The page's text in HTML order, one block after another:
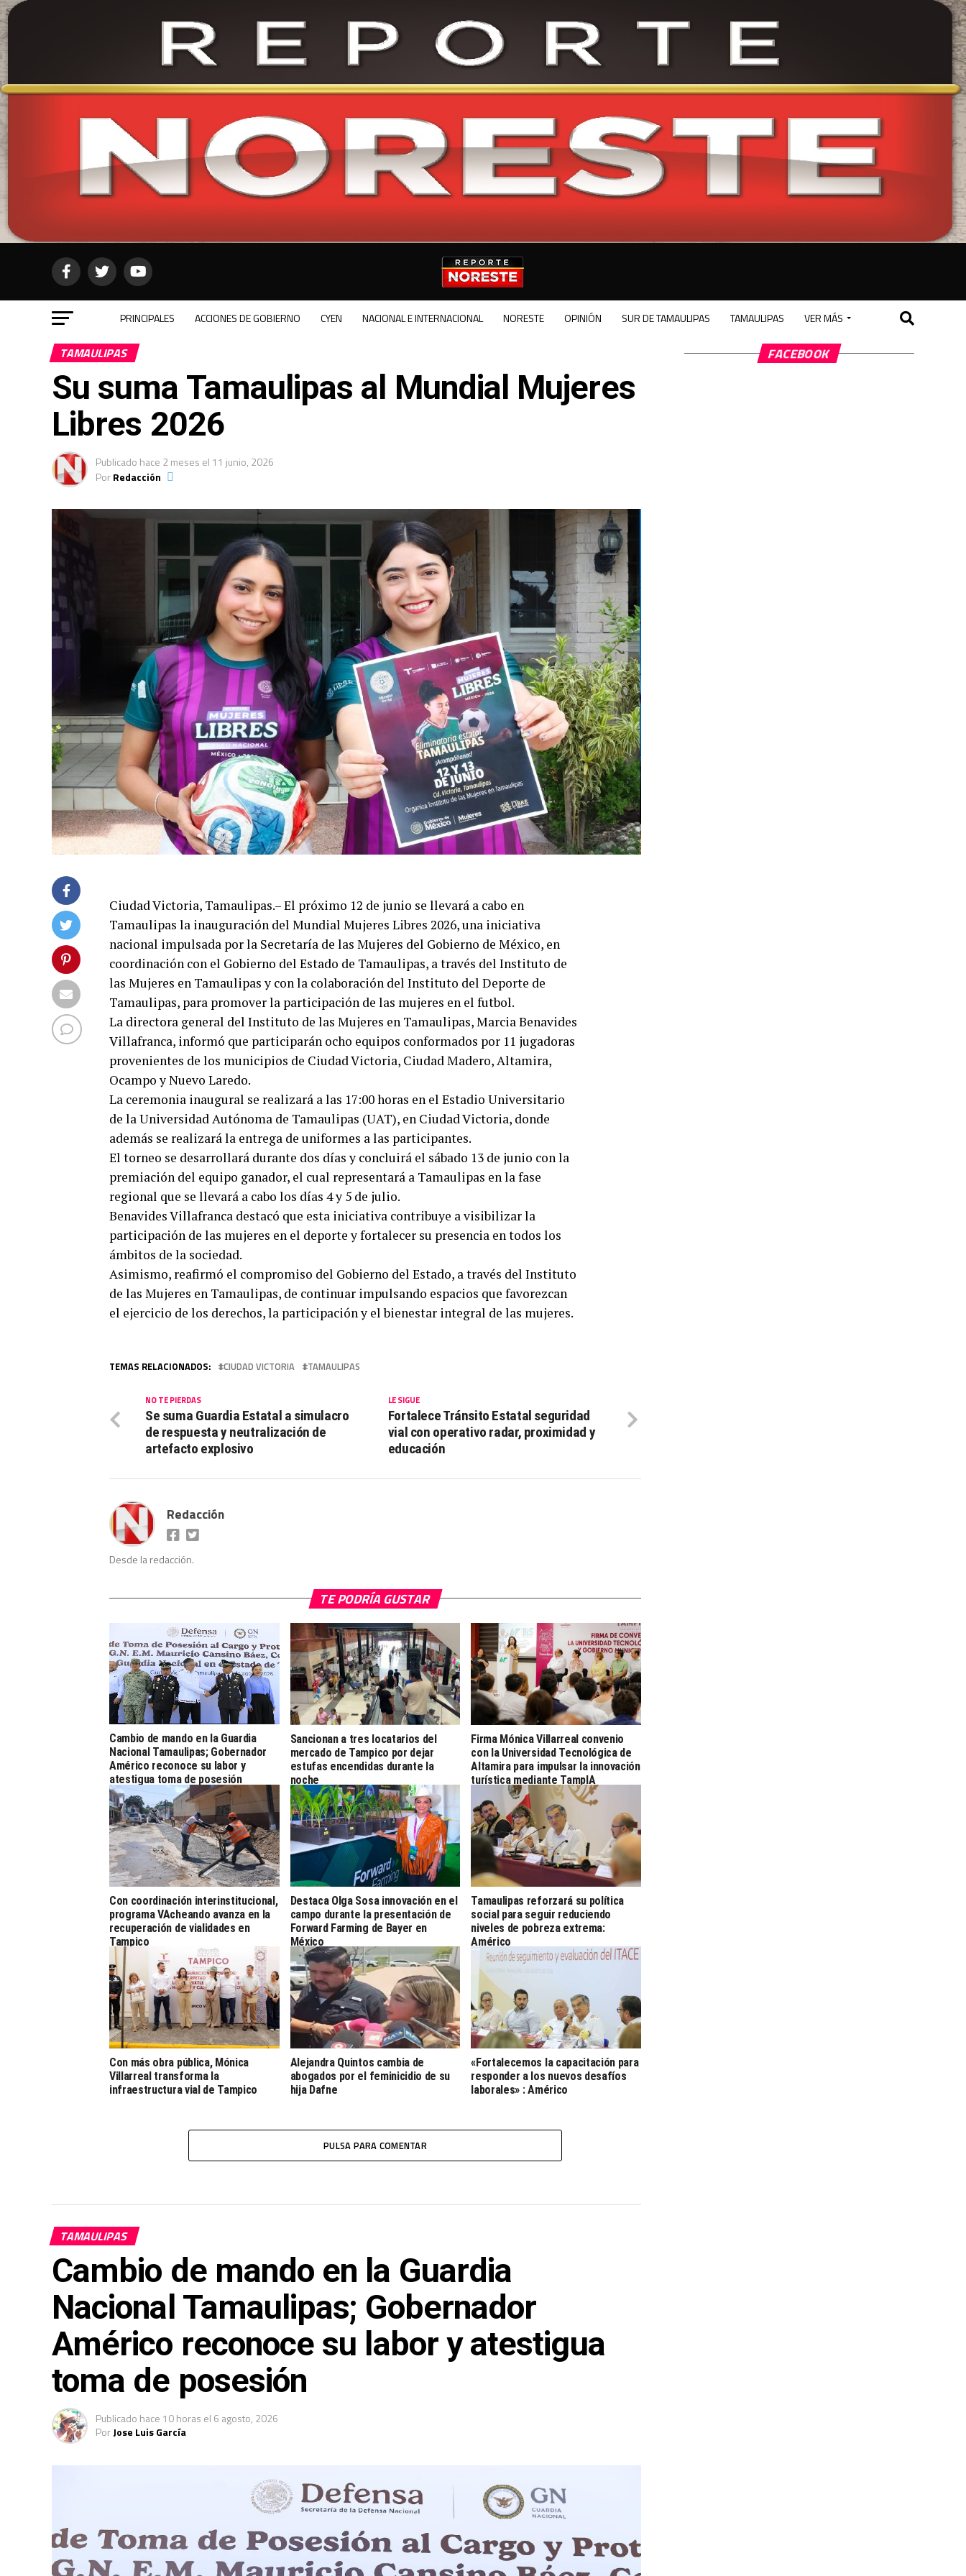
PRINCIPALES ACCIONES DE GOBIERNO CYEN NACIONAL E INTERNACIONAL NORESTE OPINIÓN SUR DE TAMAULIPAS TAMAULIPAS VER MÁS
TAMAULIPAS
Su suma Tamaulipas al Mundial Mujeres
Libres 2026
Publicado hace 2 meses el 11 junio, 2026
PorRedacción
Ciudad Victoria, Tamaulipas.– El próximo 12 de junio se llevará a cabo en
Tamaulipas la inauguración del Mundial Mujeres Libres 2026, una iniciativa
nacional impulsada por la Secretaría de las Mujeres del Gobierno de México, en
coordinación con el Gobierno del Estado de Tamaulipas, a través del Instituto de
las Mujeres en Tamaulipas y con la colaboración del Instituto del Deporte de
Tamaulipas, para promover la participación de las mujeres en el futbol.
La directora general del Instituto de las Mujeres en Tamaulipas, Marcia Benavides
Villafranca, informó que participarán ocho equipos conformados por 11 jugadoras
provenientes de los municipios de Ciudad Victoria, Ciudad Madero, Altamira,
Ocampo y Nuevo Laredo.
La ceremonia inaugural se realizará a las 17:00 horas en el Estadio Universitario
de la Universidad Autónoma de Tamaulipas (UAT), en Ciudad Victoria, donde
además se realizará la entrega de uniformes a las participantes.
El torneo se desarrollará durante dos días y concluirá el sábado 13 de junio con la
premiación del equipo ganador, el cual representará a Tamaulipas en la fase
regional que se llevará a cabo los días 4 y 5 de julio.
Benavides Villafranca destacó que esta iniciativa contribuye a visibilizar la
participación de las mujeres en el deporte y fortalecer su presencia en todos los
ámbitos de la sociedad.
Asimismo, reafirmó el compromiso del Gobierno del Estado, a través del Instituto
de las Mujeres en Tamaulipas, de continuar impulsando espacios que favorezcan
el ejercicio de los derechos, la participación y el bienestar integral de las mujeres.
TEMAS RELACIONADOS: CIUDAD VICTORIA TAMAULIPAS
LE SIGUE
Fortalece Tránsito Estatal seguridad
vial con operativo radar, proximidad y
educación
NO TE PIERDAS
Se suma Guardia Estatal a simulacro
de respuesta y neutralización de
artefacto explosivo
Redacción
Desde la redacción.
TE PODRÍA GUSTAR
Cambio de mando en la Guardia
Nacional Tamaulipas; Gobernador
Américo reconoce su labor y
atestigua toma de posesión
Sancionan a tres locatarios del
mercado de Tampico por dejar
estufas encendidas durante la
noche
Firma Mónica Villarreal convenio
con la Universidad Tecnológica de
Altamira para impulsar la innovación
turística mediante TampIA
Con coordinación interinstitucional,
programa VAcheando avanza en la
recuperación de vialidades en
Tampico
Destaca Olga Sosa innovación en el
campo durante la presentación de
Forward Farming de Bayer en
México
Tamaulipas reforzará su política
social para seguir reduciendo
niveles de pobreza extrema:
Américo
Con más obra pública, Mónica
Villarreal transforma la
infraestructura vial de Tampico
Alejandra Quintos cambia de
abogados por el feminicidio de su
hija Dafne
«Fortalecemos la capacitación para
responder a los nuevos desafíos
laborales» : Américo
PULSA PARA COMENTAR
TAMAULIPAS
Cambio de mando en la Guardia
Nacional Tamaulipas; Gobernador
Américo reconoce su labor y atestigua
toma de posesión
Publicado hace 10 horas el 6 agosto, 2026
PorJose Luis García
FACEBOOK